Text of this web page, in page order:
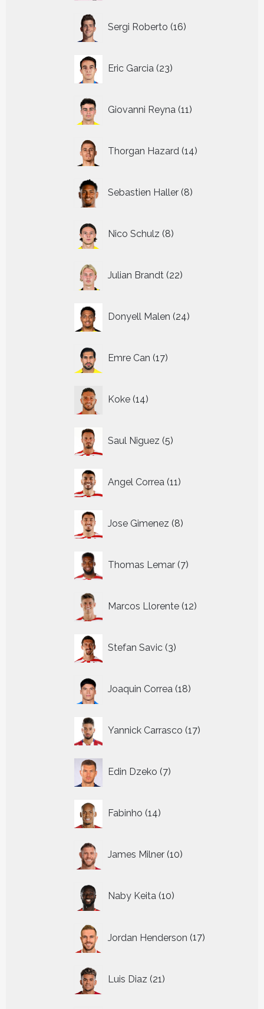
Sergi Roberto 16
producten
Eric Garcia 23
producten
Giovanni Reyna 11
producten
Thorgan Hazard 14
producten
Sebastien Haller 8
producten
Nico Schulz 8
producten
Julian Brandt 22
producten
Donyell Malen 24
producten
Emre Can 17
producten
Koke 14
producten
Saul Niguez 5
producten
Angel Correa 11
producten
Jose Gimenez 8
producten
Thomas Lemar 7
producten
Marcos Llorente 12
producten
Stefan Savic 3
producten
Joaquin Correa 18
producten
Yannick Carrasco 17
producten
Edin Dzeko 7
producten
Fabinho 14
producten
James Milner 10
producten
Naby Keita 10
producten
Jordan Henderson 17
producten
Luis Diaz 21
producten